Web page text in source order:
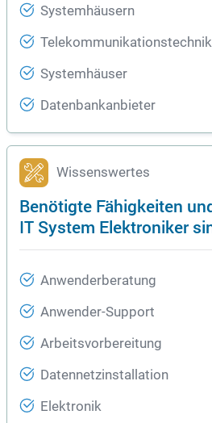
Systemhäusern
Telekommunikationstechnik
Systemhäuser
Datenbankanbieter
Wissenswertes
Benötigte Fähigkeiten
IT System Elektroniker
Anwenderberatung
Anwender-Support
Arbeitsvorbereitung
Datennetzinstallation
Elektronik